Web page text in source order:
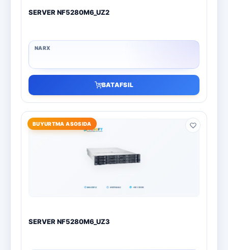
SERVER NF5280M6_UZ2
BATAFSIL
BUYURTMA ASOSIDA
SERVER NF5280M6_UZ3